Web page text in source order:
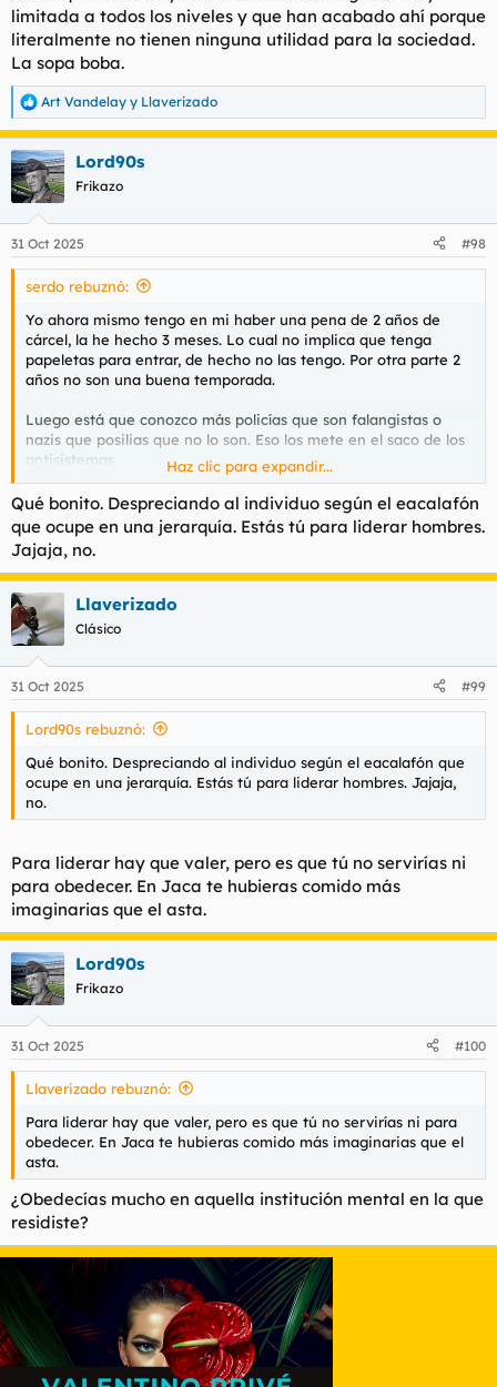
limitada a todos los niveles y que han acabado ahí porque
literalmente no tienen ninguna utilidad para la sociedad.
La sopa boba.
R
e
a
c
c
i
e
s
Art Vandelay y Llaverizado
Lord90s
Frikazo
31 Oct 2025 #98
serdo rebuznó:
Yo ahora mismo tengo en mi haber una pena de 2 años de
cárcel, la he hecho 3 meses. Lo cual no implica que tenga
papeletas para entrar, de hecho no las tengo. Por otra parte 2
años no son una buena temporada.
Luego está que conozco más policías que son falangistas o
nazis que posilias que no lo son. Eso los mete en el saco de los
antisistemas.
Para terminar tenemos tú último mensaje en el hilo de las fotos
ninja. No sé puede tener en cuenta las palabras de alguien con
tan enfermizo gusto en cuestión de cuerpos femeninos.
Y yo no detesto a la policía, me dan completamente igual y no
tengo ni el más mínimo problema con ellos. Pero sí es cierto
que en la mayoría de los casos son gente muy limitada a todos
los niveles y que han acabado ahí porque literalmente no
tienen ninguna utilidad para la sociedad. La sopa boba.
Haz clic para expandir...
Qué bonito. Despreciando al individuo según el eacalafón
que ocupe en una jerarquía. Estás tú para liderar hombres.
Jajaja, no.
Llaverizado
Clásico
31 Oct 2025 #99
Lord90s rebuznó:
Qué bonito. Despreciando al individuo según el eacalafón que
ocupe en una jerarquía. Estás tú para liderar hombres. Jajaja,
no.
Para liderar hay que valer, pero es que tú no servirías ni
para obedecer. En Jaca te hubieras comido más
imaginarias que el asta.
Lord90s
Frikazo
31 Oct 2025 #100
Llaverizado rebuznó:
Para liderar hay que valer, pero es que tú no servirías ni para
obedecer. En Jaca te hubieras comido más imaginarias que el
asta.
¿Obedecías mucho en aquella institución mental en la que
residiste?